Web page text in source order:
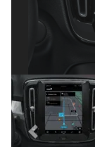
Previous